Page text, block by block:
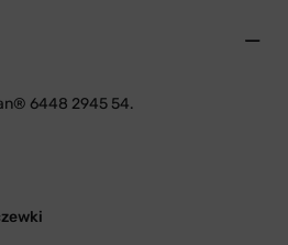
6448 2945 54.